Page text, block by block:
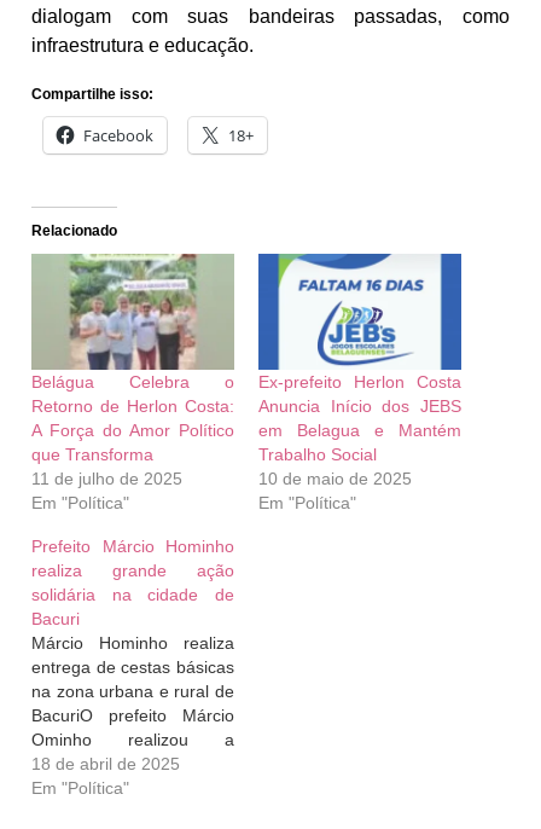
dialogam com suas bandeiras passadas, como
infraestrutura e educação.
Compartilhe isso:
Facebook 18+
Relacionado
Belágua Celebra o
Retorno de Herlon Costa:
A Força do Amor Político
que Transforma
11 de julho de 2025
Em "Política"
Ex-prefeito Herlon Costa
Anuncia Início dos JEBS
em Belagua e Mantém
Trabalho Social
10 de maio de 2025
Em "Política"
Prefeito Márcio Hominho
realiza grande ação
solidária na cidade de
Bacuri
Márcio Hominho realiza
entrega de cestas básicas
na zona urbana e rural de
BacuriO prefeito Márcio
Ominho realizou a
entrega de cestas básicas
para famílias em situação
18 de abril de 2025
Em "Política"